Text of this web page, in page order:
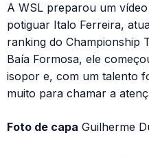
A WSL preparou um
potiguar Italo Ferreira,
ranking do Championship
Baía Formosa, ele
isopor e, com um talento
muito para chamar a
Foto de capa Guilherme